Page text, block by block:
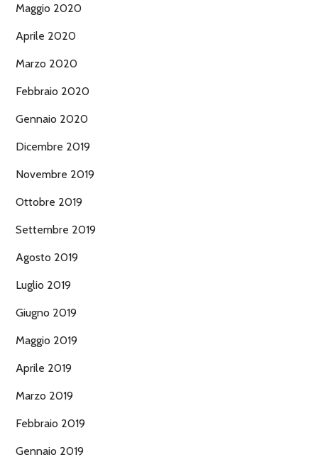
Maggio 2020
Aprile 2020
Marzo 2020
Febbraio 2020
Gennaio 2020
Dicembre 2019
Novembre 2019
Ottobre 2019
Settembre 2019
Agosto 2019
Luglio 2019
Giugno 2019
Maggio 2019
Aprile 2019
Marzo 2019
Febbraio 2019
Gennaio 2019